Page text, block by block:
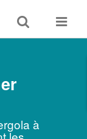
Toggle
search
Toggle
à